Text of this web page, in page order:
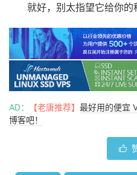
就好，别太指望它给你的
AD： 【老唐推荐】 最好用的便宜
博客吧！
